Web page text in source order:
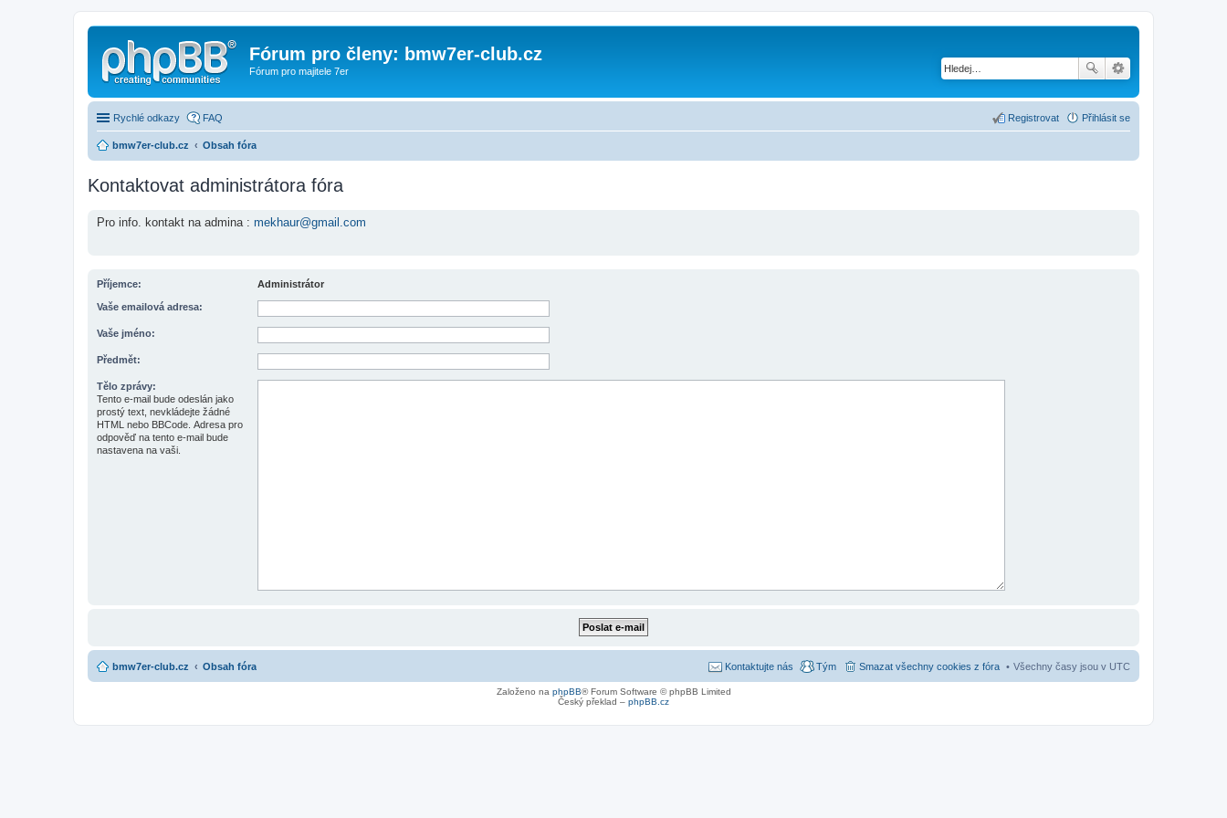
Fórum pro členy: bmw7er-club.cz
Fórum pro majitele 7er
Rychlé odkazy FAQ Přihlásit se
Registrovat
bmw7er-club.cz Obsah fóra
Kontaktovat administrátora fóra
Pro info. kontakt na admina : mekhaur@gmail.com
Příjemce: Administrátor
Vaše emailová adresa:
Vaše jméno:
Předmět:
Tělo zprávy:
Tento e-mail bude odeslán jako
prostý text, nevkládejte žádné
HTML nebo BBCode. Adresa pro
odpověď na tento e-mail bude
nastavena na vaši.
bmw7er-club.cz Obsah fóra Všechny časy jsou v UTC
Smazat všechny cookies z fóra
Tým
Kontaktujte nás
Založeno na phpBB® Forum Software © phpBB Limited
Český překlad – phpBB.cz